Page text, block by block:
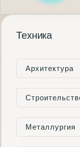
Техника
Архитектура
Металлургия